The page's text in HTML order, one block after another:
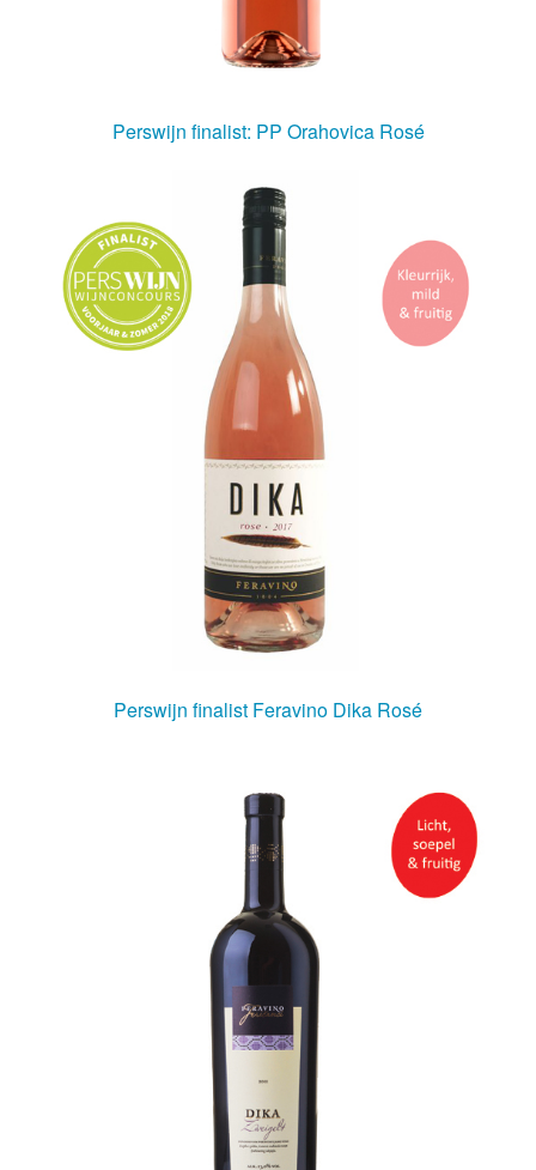
Perswijn finalist: PP Orahovica Rosé
Perswijn finalist Feravino Dika Rosé